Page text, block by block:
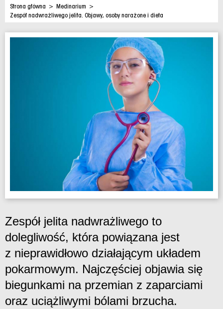
Strona główna > Medinarium >
Zespół nadwrażliwego jelita. Objawy, osoby narażone i dieta
Zespół jelita nadwrażliwego to
dolegliwość, która powiązana jest
z nieprawidłowo działającym układem
pokarmowym. Najczęściej objawia się
biegunkami na przemian z zaparciami
oraz uciążliwymi bólami brzucha.